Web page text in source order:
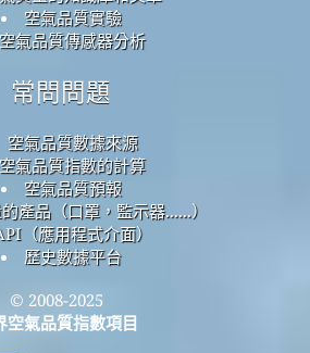
空氣品質實驗
空氣品質傳感器分析
常問問題
空氣品質數據來源
空氣品質指數的計算
空氣品質預報
產品（口罩，監示器......）
（應用程式介面）
歷史數據平台
© 2008-2025
空氣品質指數項目